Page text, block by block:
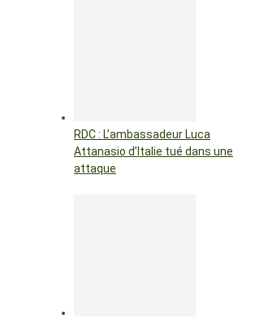
RDC : L’ambassadeur Luca
Attanasio d’Italie tué dans une
attaque